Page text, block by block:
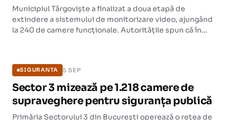
Municipiul Târgoviște a finalizat a doua etapă de
extindere a sistemului de monitorizare video, ajungând
la 240 de camere funcționale. Autoritățile spun că în
SIGURANTA 5 SEP
Sector 3 mizează pe 1.218 camere de
supraveghere pentru siguranța publică
Primăria Sectorului 3 din București operează o rețea de